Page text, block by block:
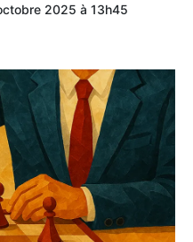
2025 à 13h45